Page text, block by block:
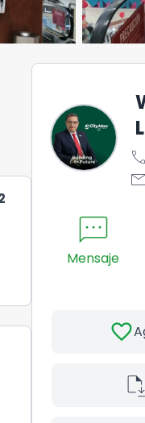
call
email
sms
Mensaje
favorite
file_save